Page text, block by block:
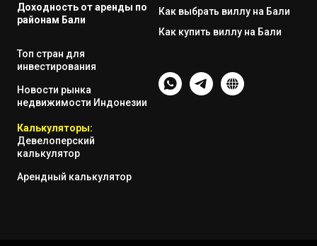
Доходность от аренды по
районам Бали
Топ стран для
инвестирования
Новости рынка
недвижимости Индонезии
Калькуляторы:
Девелоперский
калькулятор
Арендный калькулятор
Как выбрать виллу на Бали
Как купить виллу на Бали